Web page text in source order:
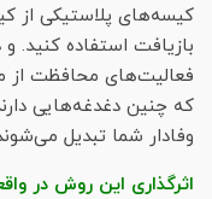
کیسه‌های پلاستیکی از
بازیافت استفاده کنید.
فعالیت‌های محافظت
که چنین دغدغه‌هایی
وفادار شما تبدیل
اثرگذاری این روش در